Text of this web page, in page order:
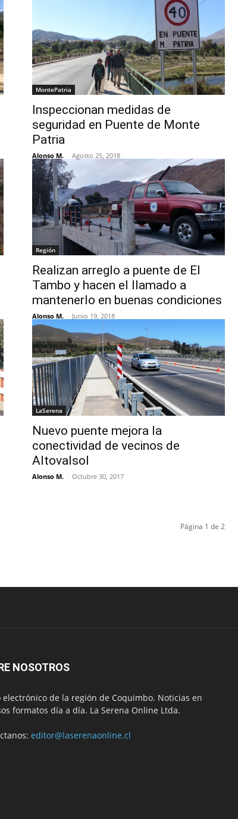
MontePatria
Inspeccionan medidas de
seguridad en Puente de Monte
Patria
Alonso M. - Agosto 25, 2018
Región
Realizan arreglo a puente de El
Tambo y hacen el llamado a
mantenerlo en buenas condiciones
Alonso M. - Junio 19, 2018
LaSerena
Nuevo puente mejora la
conectividad de vecinos de
Altovalsol
Alonso M. - Octubre 30, 2017
Página 1 de 2
NOSOTROS
electrónico de la región de Coquimbo. Noticias en
formatos día a día. La Serena Online Ltda.
editor@laserenaonline.cl